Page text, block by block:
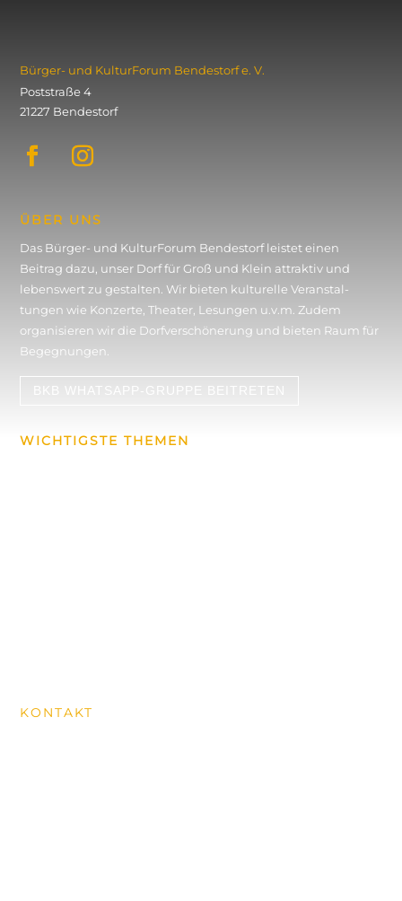
Bürger- und KulturForum ­Bendestorf e. V.
Poststraße 4
21227 Bendestorf
ÜBER UNS
Das Bürger- und KulturForum Bendestorf leistet einen
Beitrag dazu, unser Dorf für Groß und Klein attraktiv und
lebenswert zu gestalten. Wir bieten kulturelle Veran­stal­
tungen wie Konzerte, Theater, Lesungen u.v.m. Zudem
organisieren wir die Dorf­verschönerung und bieten Raum für
Begegnungen.
BKB WHATSAPP-GRUPPE BEITRETEN
WICHTIGSTE THEMEN
KONTAKT